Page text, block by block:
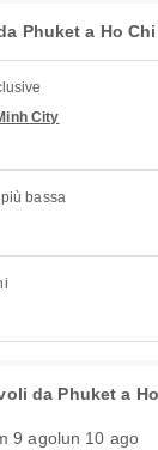
Phuket a Ho
City
bassa
da Phuket a
9 agolun 10 ago